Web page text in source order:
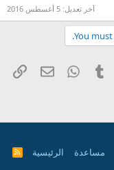
آخر تعديل: 5 أغسطس 2016
You
Pinterest
Tumblr
WhatsApp
البريد
مساعدة الرئيسية
R